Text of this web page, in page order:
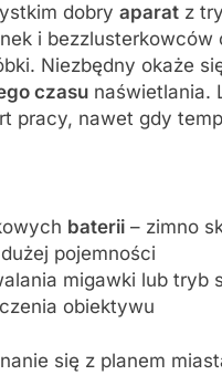
dobry aparat z
i
Niezbędny okaże
czasu naświetlania.
pracy, nawet gdy
baterii– zimno
pojemności
migawki lub tryb
obiektywu
się z planem